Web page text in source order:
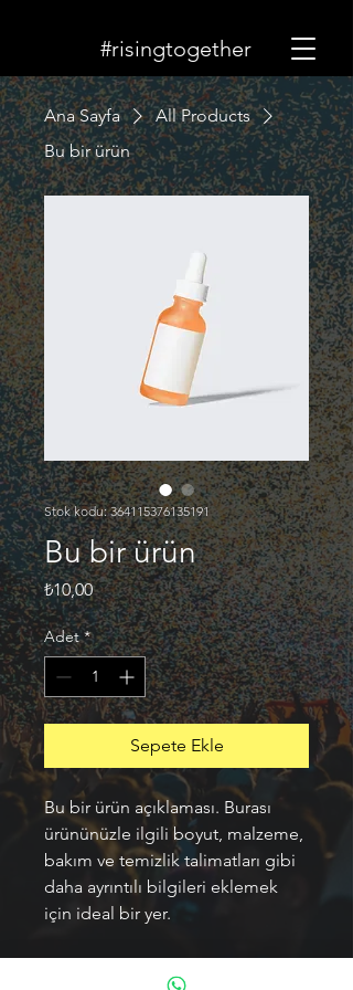
#risingtogether
Ana Sayfa
All Products
Bu bir ürün
Stok kodu: 364115376135191
Bu bir ürün
₺10,00Fiyat
Adet *
Sepete Ekle
Bu bir ürün açıklaması. Burası
ürününüzle ilgili boyut, malzeme,
bakım ve temizlik talimatları gibi
daha ayrıntılı bilgileri eklemek
için ideal bir yer.
ÜRÜN BİLGİLERİ